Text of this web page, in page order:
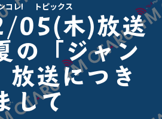
コレ! トピックス
木)放送
の「ジャン
送につき
して